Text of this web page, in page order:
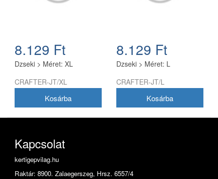
8.129 Ft
Dzseki > Méret: XL
CRAFTER-JT/XL
8.129 Ft
Dzseki > Méret: L
CRAFTER-JT/L
Kapcsolat
kertigepvilag.hu
Raktár: 8900. Zalaegerszeg, Hrsz. 6557/4